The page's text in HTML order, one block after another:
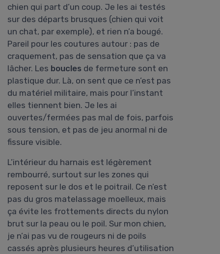
chien qui part d’un coup. Je les ai testés
sur des départs brusques (chien qui voit
un chat, par exemple), et rien n’a bougé.
Pareil pour les coutures autour : pas de
craquement, pas de sensation que ça va
lâcher. Les boucles de fermeture sont en
plastique dur. Là, on sent que ce n’est pas
du matériel militaire, mais pour l’instant
elles tiennent bien. Je les ai
ouvertes/fermées pas mal de fois, parfois
sous tension, et pas de jeu anormal ni de
fissure visible.
L’intérieur du harnais est légèrement
rembourré, surtout sur les zones qui
reposent sur le dos et le poitrail. Ce n’est
pas du gros matelassage moelleux, mais
ça évite les frottements directs du nylon
brut sur la peau ou le poil. Sur mon chien,
je n’ai pas vu de rougeurs ni de poils
cassés après plusieurs heures d’utilisation